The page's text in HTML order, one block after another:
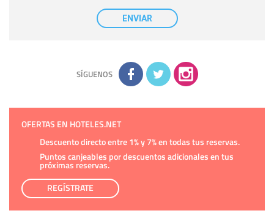
con carácter general, sólo el personal de
nuestra entidad que esté debidamente autorizado podrá
tener conocimiento de la información que le pedimos. No se
comunicarán datos a terceros.
adicional y detallada sobre cómo tratamos sus datos en la
política de privacidad
ENVIAR
SÍGUENOS
OFERTAS EN HOTELES.NET
Descuento directo entre 1% y 7% en todas tus reservas.
Puntos canjeables por descuentos adicionales en tus
próximas reservas.
REGÍSTRATE